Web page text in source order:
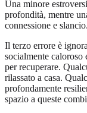
Una minore
profondità, mentre
connessione e
Il terzo errore è
socialmente
per recuperare.
rilassato a casa.
profondamente
spazio a queste